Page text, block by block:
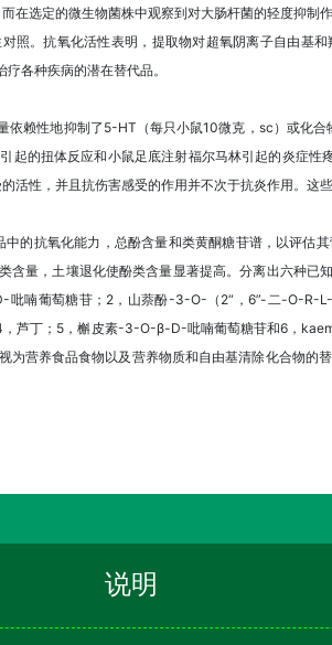
在选定的微生物菌株中观察到对大肠杆菌的轻度抑制
照。抗氧化活性表明，提取物对超氧阴离子自由基
各种疾病的潜在替代品。
赖性地抑制了5-HT（每只小鼠10微克，sc）或化合
的扭体反应和小鼠足底注射福尔马林引起的炎症
活性，并且抗伤害感受的作用并不次于抗炎作用。这
的抗氧化能力，总酚含量和类黄酮糖苷谱，以评估
量，土壤退化使酚类含量显著提高。分离出六种已
喃葡萄糖苷；2，山萘酚-3-O-（2“，6”-二-O-R-
芦丁；5，槲皮素-3-O-β-D-吡喃葡萄糖苷和6，
为营养食品食物以及营养物质和自由基清除化合物的
说明